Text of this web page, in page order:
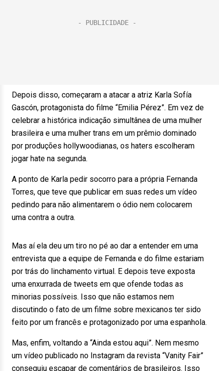
Depois disso, começaram a atacar a atriz Karla Sofía
Gascón, protagonista do filme “Emilia Pérez”. Em vez de
celebrar a histórica indicação simultânea de uma mulher
brasileira e uma mulher trans em um prêmio dominado
por produções hollywoodianas, os haters escolheram
jogar hate na segunda.
A ponto de Karla pedir socorro para a própria Fernanda
Torres, que teve que publicar em suas redes um vídeo
pedindo para não alimentarem o ódio nem colocarem
uma contra a outra.
Mas aí ela deu um tiro no pé ao dar a entender em uma
entrevista que a equipe de Fernanda e do filme estariam
por trás do linchamento virtual. E depois teve exposta
uma enxurrada de tweets em que ofende todas as
minorias possíveis. Isso que não estamos nem
discutindo o fato de um filme sobre mexicanos ter sido
feito por um francês e protagonizado por uma espanhola.
Mas, enfim, voltando a “Ainda estou aqui”. Nem mesmo
um vídeo publicado no Instagram da revista “Vanity Fair”
conseguiu escapar de comentários de brasileiros. Isso